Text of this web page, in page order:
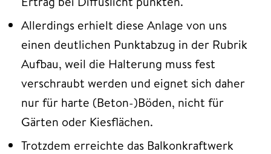
Allerdings erhielt diese Anlage von uns
einen deutlichen Punktabzug in der Rubrik
Aufbau, weil die Halterung muss fest
verschraubt werden und eignet sich daher
nur für harte (Beton-)Böden, nicht für
Gärten oder Kiesflächen.
Trotzdem erreichte das Balkonkraftwerk